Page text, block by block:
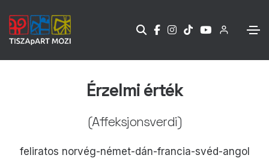
Érzelmi érték
(Affeksjonsverdi)
feliratos norvég-német-dán-francia-svéd-angol